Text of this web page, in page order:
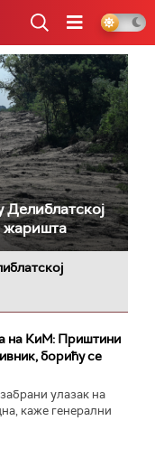
жаришта
на КиМ: Приштини
борићу се
улазак на
каже генерални